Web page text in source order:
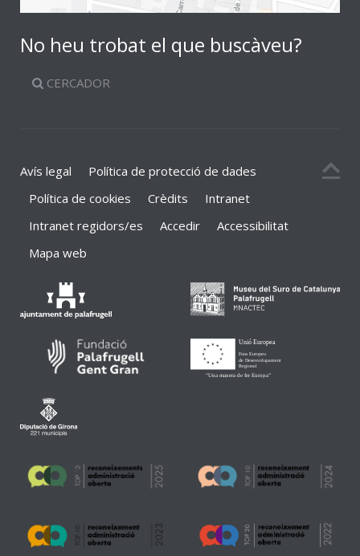
No heu trobat el que buscàveu?
CERCADOR
Avís legal
Política de protecció de dades
Política de cookies
Crèdits
Intranet
Intranet regidors/es
Accedir
Accessibilitat
Mapa web